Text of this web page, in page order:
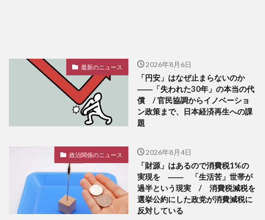
最新のニュース 2026年8月6日
「円安」はなぜ止まらないのか
――「失われた30年」の本当の代
償 / 官民協調からイノベーショ
ン政策まで、日本経済再生への課
題
政治関係のニュース 2026年8月4日
「財源」はあるので消費税1%の
実現を ―― 「生活苦」世帯が
過半という現実 / 消費税減税を
選挙公約にした政党が消費減税に
反対している